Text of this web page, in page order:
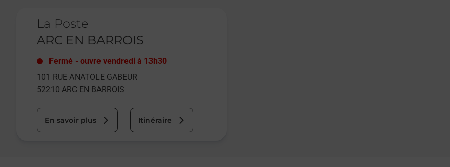
La Poste
ARC EN BARROIS
Fermé - ouvre vendredi à 13h30
101 RUE ANATOLE GABEUR
52210 ARC EN BARROIS
En savoir plus Itinéraire